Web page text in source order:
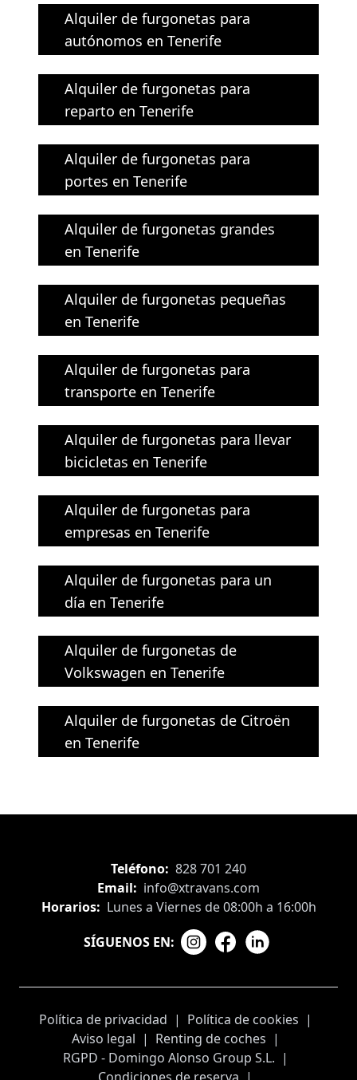
Alquiler de furgonetas para
autónomos en Tenerife
Alquiler de furgonetas para
reparto en Tenerife
Alquiler de furgonetas para
portes en Tenerife
Alquiler de furgonetas grandes
en Tenerife
Alquiler de furgonetas pequeñas
en Tenerife
Alquiler de furgonetas para
transporte en Tenerife
Alquiler de furgonetas para llevar
bicicletas en Tenerife
Alquiler de furgonetas para
empresas en Tenerife
Alquiler de furgonetas para un
día en Tenerife
Alquiler de furgonetas de
Volkswagen en Tenerife
Alquiler de furgonetas de Citroën
en Tenerife
Teléfono: 828 701 240
Email: info@xtravans.com
Horarios: Lunes a Viernes de 08:00h a 16:00h
SÍGUENOS EN:
Política de privacidad | Política de cookies |
Aviso legal | Renting de coches |
RGPD - Domingo Alonso Group S.L. |